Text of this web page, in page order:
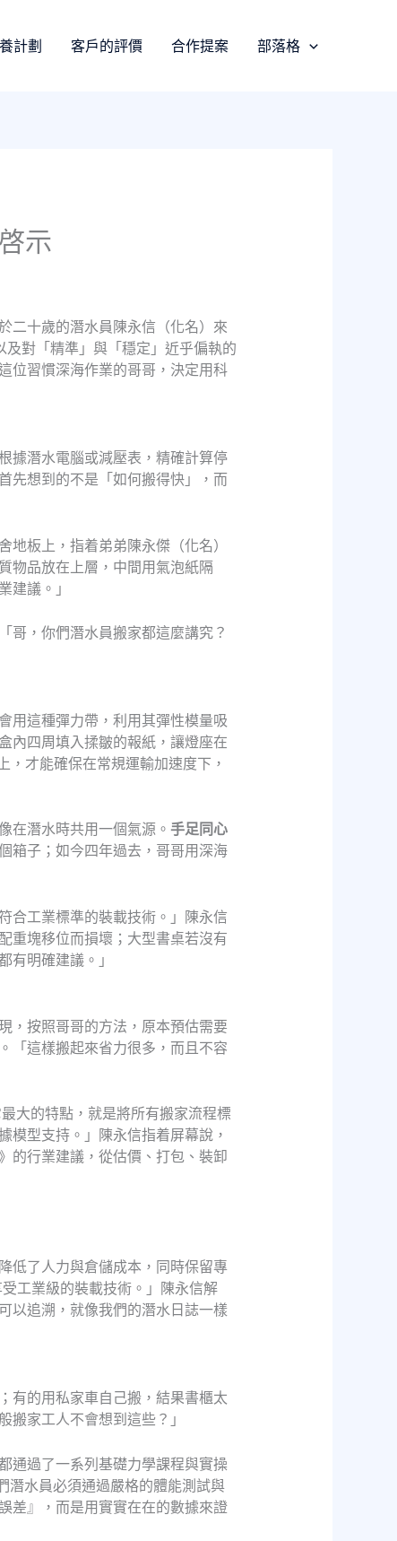
計劃 客戶的評價 合作提案 部落格
示
二十歲的潛水員陳永信（化名）來
對「精準」與「穩定」近乎偏執的
位習慣深海作業的哥哥，決定用科
據潛水電腦或減壓表，精確計算停
先想到的不是「如何搬得快」，而
板上，指着弟弟陳永傑（化名）
物品放在上層，中間用氣泡紙隔
建議。」
哥，你們潛水員搬家都這麼講究？
用這種彈力帶，利用其彈性模量吸
內四周填入揉皺的報紙，讓燈座在
才能確保在常規運輸加速度下，
在潛水時共用一個氣源。 手足同心
箱子；如今四年過去，哥哥用深海
合工業標準的裝載技術。」陳永信
重塊移位而損壞；大型書桌若沒有
明確建議。」
，按照哥哥的方法，原本預估需要
「這樣搬起來省力很多，而且不容
大的特點，就是將所有搬家流程標
模型支持。」陳永信指着屏幕說，
的行業建議，從估價、打包、裝卸
低了人力與倉儲成本，同時保留專
工業級的裝載技術。」陳永信解
以追溯，就像我們的潛水日誌一樣
有的用私家車自己搬，結果書櫃太
家工人不會想到這些？」
通過了一系列基礎力學課程與實操
潛水員必須通過嚴格的體能測試與
差』，而是用實實在在的數據來證